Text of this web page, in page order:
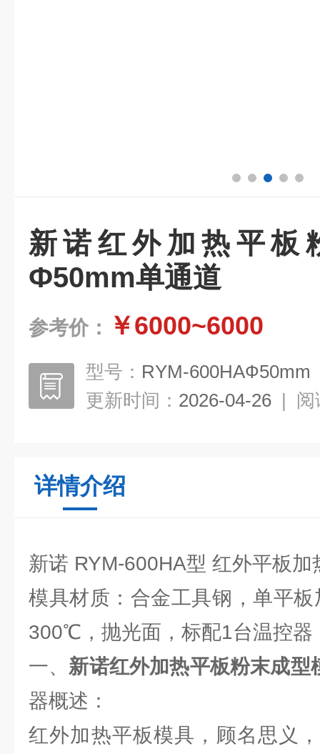
新诺红外加热平板
Ф50mm单通道
参考价： ￥6000~6000
型号： RYM-600HAФ50mm
更新时间： 2026-04-26 | 阅
详情介绍
新诺 RYM-600HA型 红外平板
模具材质：合金工具钢，单平
300℃，抛光面，标配1台温控器
一、 新诺红外加热平板粉末成
器概述：
红外加热平板模具，顾名思义